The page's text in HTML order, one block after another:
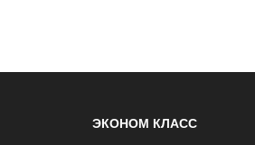
ЭКОНОМ КЛАСС